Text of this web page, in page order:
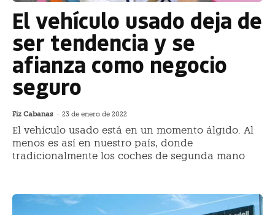
El vehículo usado deja de
ser tendencia y se
afianza como negocio
seguro
Fiz Cabanas - 23 de enero de 2022
El vehículo usado está en un momento álgido. Al
menos es así en nuestro país, donde
tradicionalmente los coches de segunda mano